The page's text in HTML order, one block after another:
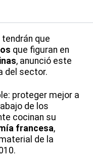
tendrán que
que figuran en
, anunció este
del sector.
proteger mejor a
de los
cocinan su
francesa,
de la